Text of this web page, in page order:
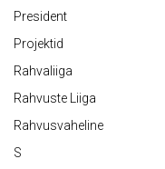
President
Projektid
Rahvaliiga
Rahvuste Liiga
Rahvusvaheline
S